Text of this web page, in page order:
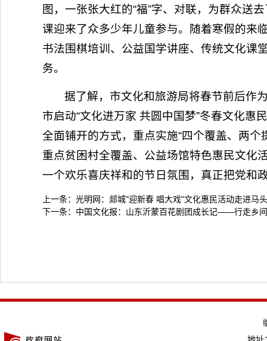
图，一张张大红的“福”字、对联，为群众送
课迎来了众多少年儿童参与。随着寒假的来
书法围棋培训、公益国学讲座、传统文化课
务。
据了解，市文化和旅游局将春节前后作
市启动“文化进万家 共圆中国梦”冬春文化
全面铺开的方式，重点实施“四个覆盖、两
重点贫困村全覆盖、公益场馆特色惠民文化
一个欢乐喜庆祥和的节日氛围，真正把党和
上一条： 光明网：郯城"迎新春 唱大戏"文化惠民活动走进马
下一条： 中国文化报：山东沂蒙百花剧团成长记——行走乡